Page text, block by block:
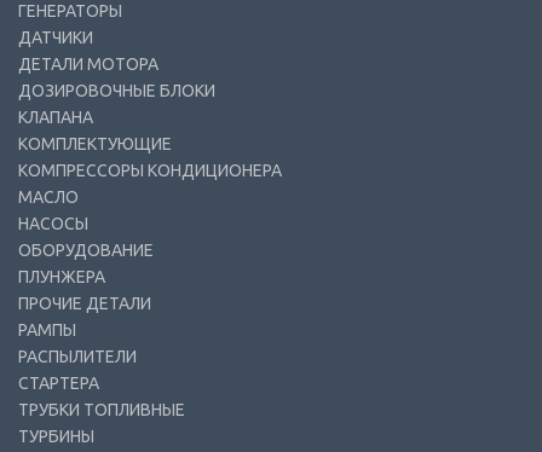
ГЕНЕРАТОРЫ
ДАТЧИКИ
ДЕТАЛИ МОТОРА
ДОЗИРОВОЧНЫЕ БЛОКИ
КЛАПАНА
КОМПЛЕКТУЮЩИЕ
КОМПРЕССОРЫ КОНДИЦИОНЕРА
МАСЛО
НАСОСЫ
ОБОРУДОВАНИЕ
ПЛУНЖЕРА
ПРОЧИЕ ДЕТАЛИ
РАМПЫ
РАСПЫЛИТЕЛИ
СТАРТЕРА
ТРУБКИ ТОПЛИВНЫЕ
ТУРБИНЫ